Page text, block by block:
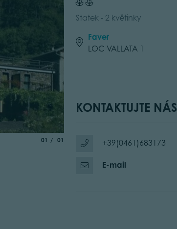
aria.slide_indicator.prefix
01 of
01
Statek - 2 květinky
Faver
LOC VALLATA 1
KONTAKTUJTE NÁS
+39(0461)683173
E-mail